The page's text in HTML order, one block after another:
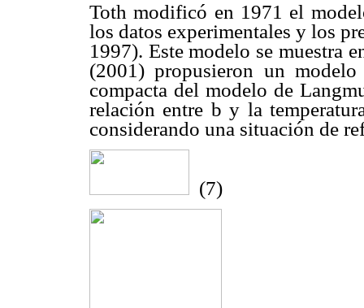
Toth modificó en 1971 el
los datos experimentales y los
1997). Este modelo se muestra
(2001) propusieron un
compacta del modelo de
relación entre b y la
considerando una situación de
(7)